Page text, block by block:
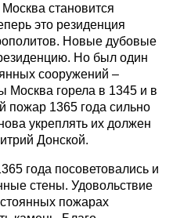
становится
это резиденция
Новые дубовые
Но был один
сооружений –
Москва горела в 1345 и в
пожар 1365 года сильно
укреплять их должен
Донской.
года посоветовались и
стены. Удовольствие
пожарах